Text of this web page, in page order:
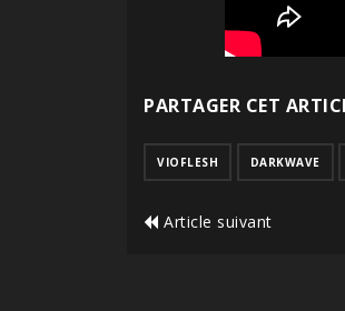
PARTAGER CET
VIOFLESH DARKWAVE
Article suivant